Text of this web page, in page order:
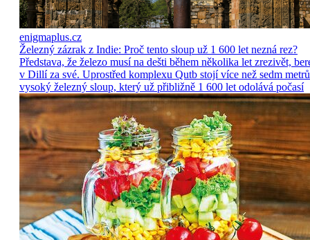
enigmaplus.cz
Železný zázrak z Indie: Proč tento sloup už 1 600 let nezná rez?
Představa, že železo musí na dešti během několika let zrezivět,
v Dillí za své. Uprostřed komplexu Qutb stojí více než sedm metrů
vysoký železný sloup, který už přibližně 1 600 let odolává počasí